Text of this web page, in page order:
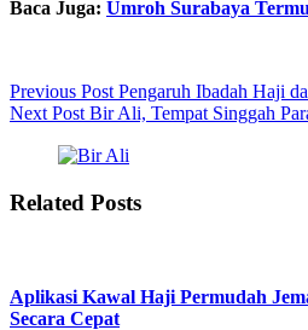
Baca Juga: Umroh Surabaya
Previous Post Pengaruh Ibadah Haji
Next Post Bir Ali, Tempat Singgah
Related Posts
Aplikasi Kawal Haji Permudah
Secara Cepat